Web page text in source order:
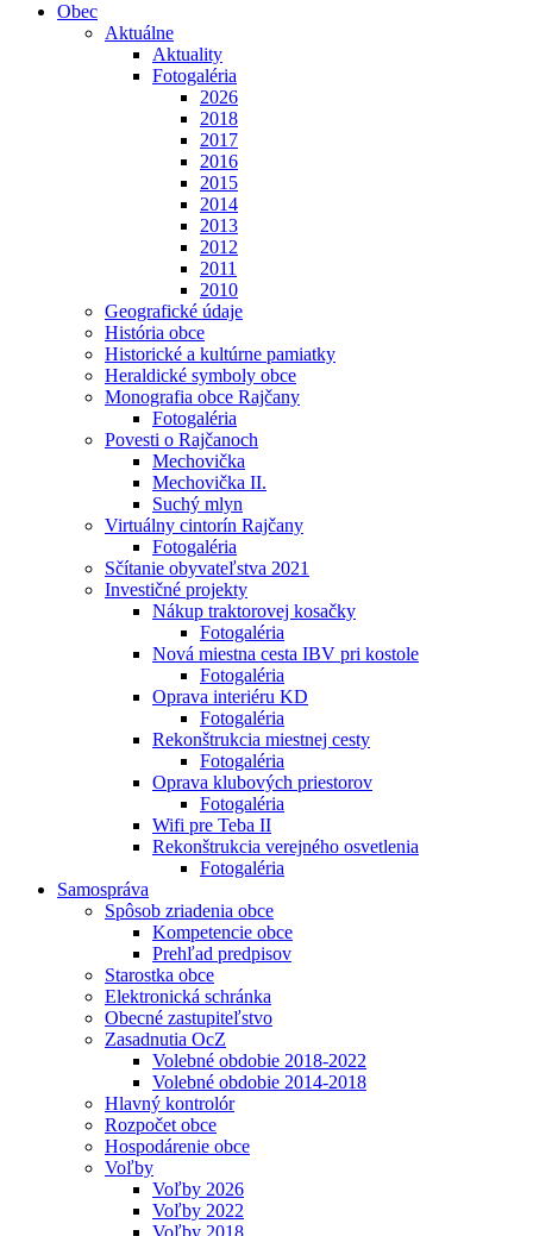
Obec
Aktuálne
Aktuality
Fotogaléria
2026
2018
2017
2016
2015
2014
2013
2012
2011
2010
Geografické údaje
História obce
Historické a kultúrne pamiatky
Heraldické symboly obce
Monografia obce Rajčany
Fotogaléria
Povesti o Rajčanoch
Mechovička
Mechovička II.
Suchý mlyn
Virtuálny cintorín Rajčany
Fotogaléria
Sčítanie obyvateľstva 2021
Investičné projekty
Nákup traktorovej kosačky
Fotogaléria
Nová miestna cesta IBV pri kostole
Fotogaléria
Oprava interiéru KD
Fotogaléria
Rekonštrukcia miestnej cesty
Fotogaléria
Oprava klubových priestorov
Fotogaléria
Wifi pre Teba II
Rekonštrukcia verejného osvetlenia
Fotogaléria
Samospráva
Spôsob zriadenia obce
Kompetencie obce
Prehľad predpisov
Starostka obce
Elektronická schránka
Obecné zastupiteľstvo
Zasadnutia OcZ
Volebné obdobie 2018-2022
Volebné obdobie 2014-2018
Hlavný kontrolór
Rozpočet obce
Hospodárenie obce
Voľby
Voľby 2026
Voľby 2022
Voľby 2018